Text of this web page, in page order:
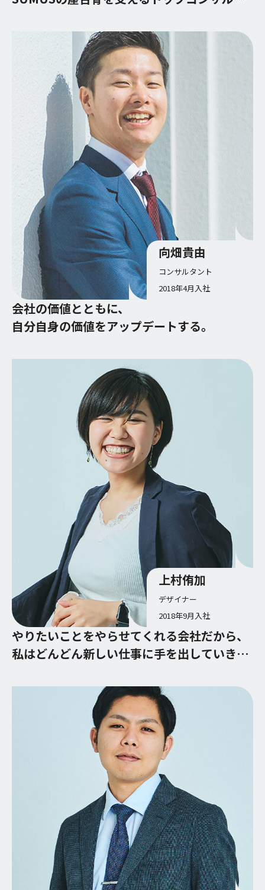
会社の価値とともに、
自分自身の価値をアップデートする。
向畑貴由
コンサルタント
2018年4月入社
やりたいことをやらせてくれる会社だから、
私はどんどん新しい仕事に手を出していきた
上村侑加
デザイナー
2018年9月入社